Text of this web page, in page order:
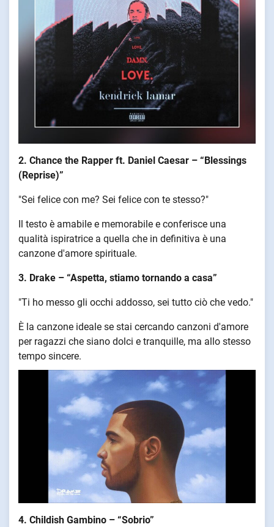
2. Chance the Rapper ft. Daniel Caesar – “Blessings
(Reprise)”
"Sei felice con me? Sei felice con te stesso?"
Il testo è amabile e memorabile e conferisce una
qualità ispiratrice a quella che in definitiva è una
canzone d'amore spirituale.
3. Drake – “Aspetta, stiamo tornando a casa”
"Ti ho messo gli occhi addosso, sei tutto ciò che vedo."
È la canzone ideale se stai cercando canzoni d'amore
per ragazzi che siano dolci e tranquille, ma allo stesso
tempo sincere.
4. Childish Gambino – “Sobrio”